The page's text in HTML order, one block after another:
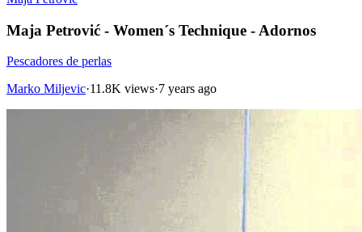
Maja Petrović - Women´s Technique - Adornos
Pescadores de perlas
Marko Miljevic·11.8K views·7 years ago